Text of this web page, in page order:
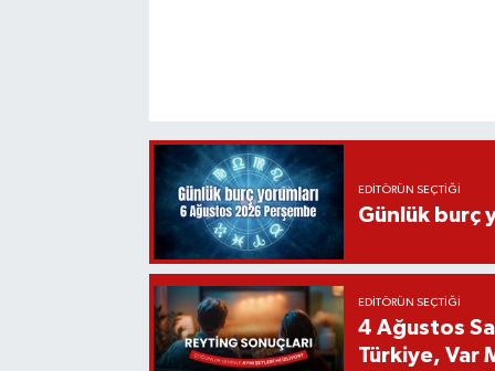
EDITÖRÜN SEÇTIĞI
Günlük burç
EDITÖRÜN SEÇTIĞI
4 Ağustos
Türkiye, Var